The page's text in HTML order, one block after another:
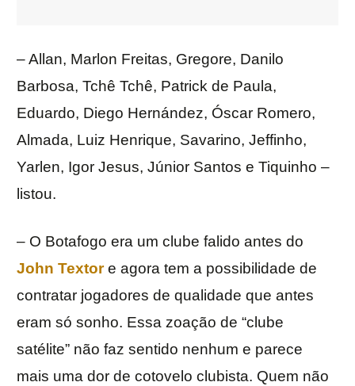
– Allan, Marlon Freitas, Gregore, Danilo
Barbosa, Tchê Tchê, Patrick de Paula,
Eduardo, Diego Hernández, Óscar Romero,
Almada, Luiz Henrique, Savarino, Jeffinho,
Yarlen, Igor Jesus, Júnior Santos e Tiquinho –
listou.
– O Botafogo era um clube falido antes do
John Textore agora tem a possibilidade de
contratar jogadores de qualidade que antes
eram só sonho. Essa zoação de “clube
satélite” não faz sentido nenhum e parece
mais uma dor de cotovelo clubista. Quem não